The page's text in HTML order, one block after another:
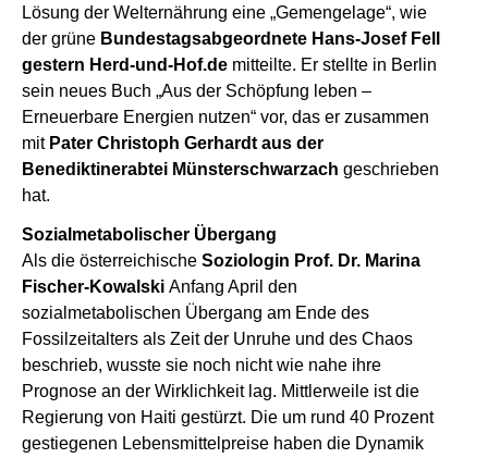
Lösung der Welternährung eine „Gemengelage“, wie
der grüne Bundestagsabgeordnete Hans-Josef Fell
gestern Herd-und-Hof.de mitteilte. Er stellte in Berlin
sein neues Buch „Aus der Schöpfung leben –
Erneuerbare Energien nutzen“ vor, das er zusammen
mit Pater Christoph Gerhardt aus der
Benediktinerabtei Münsterschwarzach geschrieben
hat.
Sozialmetabolischer Übergang
Als die österreichische Soziologin Prof. Dr. Marina
Fischer-Kowalski Anfang April den
sozialmetabolischen Übergang am Ende des
Fossilzeitalters als Zeit der Unruhe und des Chaos
beschrieb, wusste sie noch nicht wie nahe ihre
Prognose an der Wirklichkeit lag. Mittlerweile ist die
Regierung von Haiti gestürzt. Die um rund 40 Prozent
gestiegenen Lebensmittelpreise haben die Dynamik